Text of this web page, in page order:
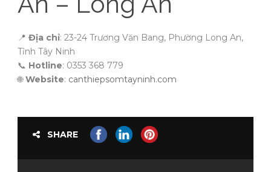
📍 Địa chỉ: 23-24 Trương Văn Bang, Phường Long An,
Tỉnh Tây Ninh
📞 Hotline: 0353 368 779
🌐Website: canthiepsomtayninh.com
SHARE